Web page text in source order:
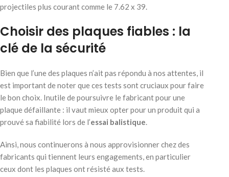
projectiles plus courant comme le 7.62 x 39.
Choisir des plaques fiables : la
clé de la sécurité
Bien que l’une des plaques n’ait pas répondu à nos attentes, il
est important de noter que ces tests sont cruciaux pour faire
le bon choix. Inutile de poursuivre le fabricant pour une
plaque défaillante : il vaut mieux opter pour un produit qui a
prouvé sa fiabilité lors de l’essai balistique.
Ainsi, nous continuerons à nous approvisionner chez des
fabricants qui tiennent leurs engagements, en particulier
ceux dont les plaques ont résisté aux tests.